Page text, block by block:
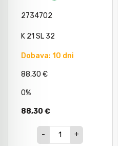
2734702
K 21 SL 32
Dobava: 10 dni
88,30 €
0%
88,30 €
- +